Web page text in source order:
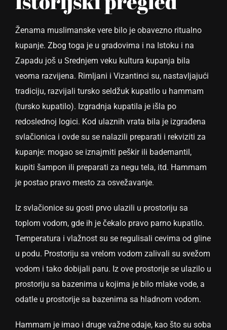
Ženama muslimanske vere bilo je obavezno ritualno
kupanje. Zbog toga je u gradovima i na Istoku i na
Zapadu još u Srednjem veku kultura kupanja bila
veoma razvijena. Rimljani i Vizantinci su, nastavljajući
tradiciju, razvijali tursko seldžuk kupatilo u hammam
(tursko kupatilo). Izgradnja kupatila je išla po
redoslednoj logici. Kod ulaznih vrata bila je izgrađena
svlačionica i ovde su se nalazili preparati i rekviziti za
kupanje: mogao se iznajmiti peškir ili bademantil,
kupiti šampon ili preparati za negu tela, itd. Hammam
je postao pravo mesto za osvežavanje.
Iz svlačionice su gosti prvo ulazili u prostoriju sa
toplom vodom, gde ih je čekalo pravo parno kupatilo.
Temperatura i vlažnost su se regulisali cevima od gline
u podu. Prostoriju sa vrelom vodom zalivali su svežom
vodom i tako dobijali paru. Iz ove prostorije se ulazilo u
prostoriju sa bazenima u kojima je bilo mlake vode, a
odatle u prostorije sa bazenima sa hladnom vodom.
Hammam je imao i druge važne odaje, kao što su soba